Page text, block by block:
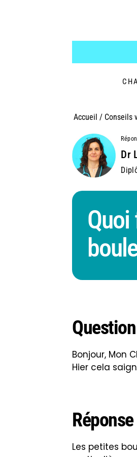
Accueil / Conseils
Dr
Question
Bonjour, Mon
Hier cela
Les petites